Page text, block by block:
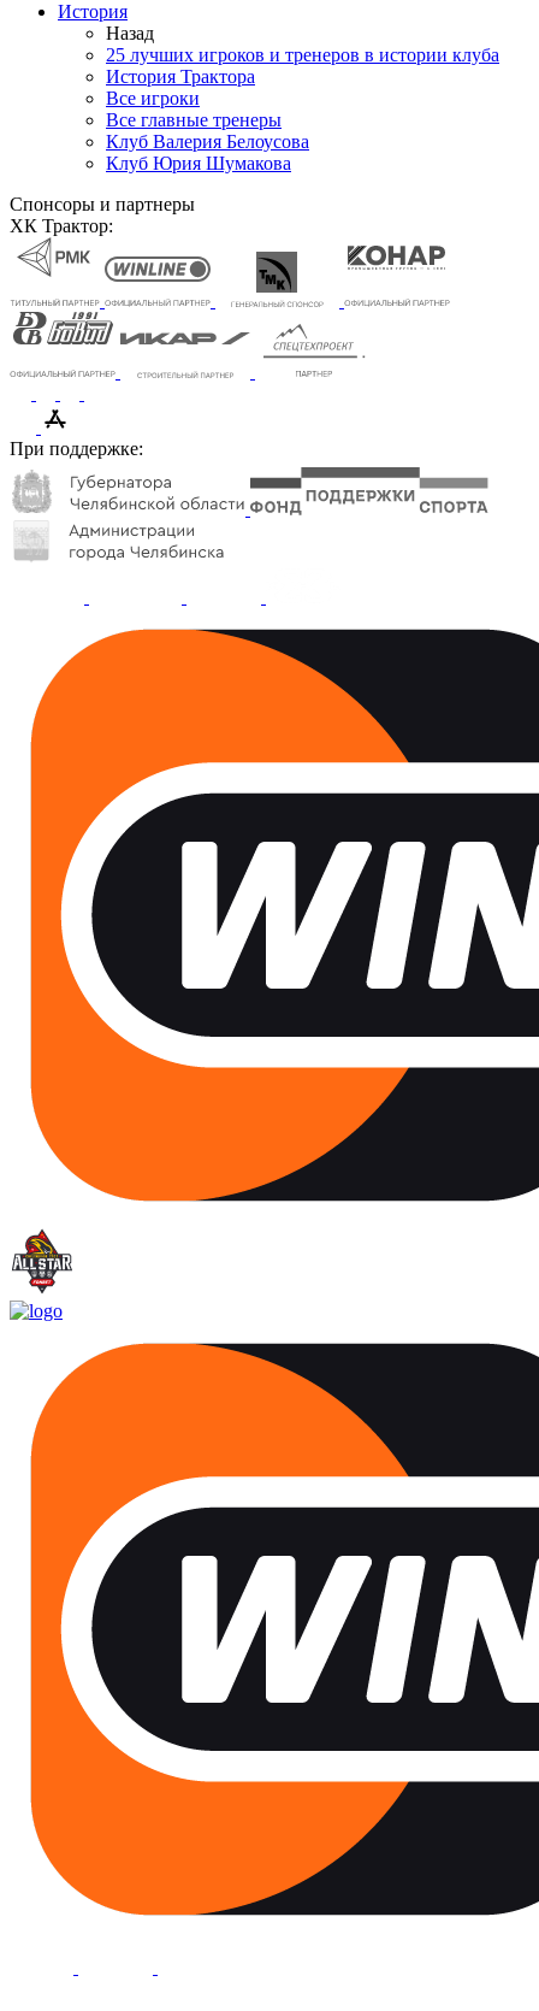
История
Назад
25 лучших игроков и тренеров в истории клуба
История Трактора
Все игроки
Все главные тренеры
Клуб Валерия Белоусова
Клуб Юрия Шумакова
Спонсоры и партнеры
ХК Трактор:
При поддержке: